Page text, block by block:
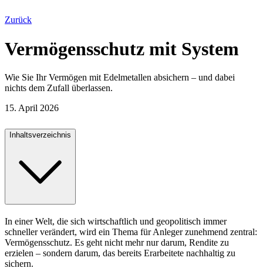
Zurück
Vermögensschutz mit System
Wie Sie Ihr Vermögen mit Edelmetallen absichern – und dabei
nichts dem Zufall überlassen.
15. April 2026
Inhaltsverzeichnis
In einer Welt, die sich wirtschaftlich und geopolitisch immer
schneller verändert, wird ein Thema für Anleger zunehmend zentral:
Vermögensschutz. Es geht nicht mehr nur darum, Rendite zu
erzielen – sondern darum, das bereits Erarbeitete nachhaltig zu
sichern.